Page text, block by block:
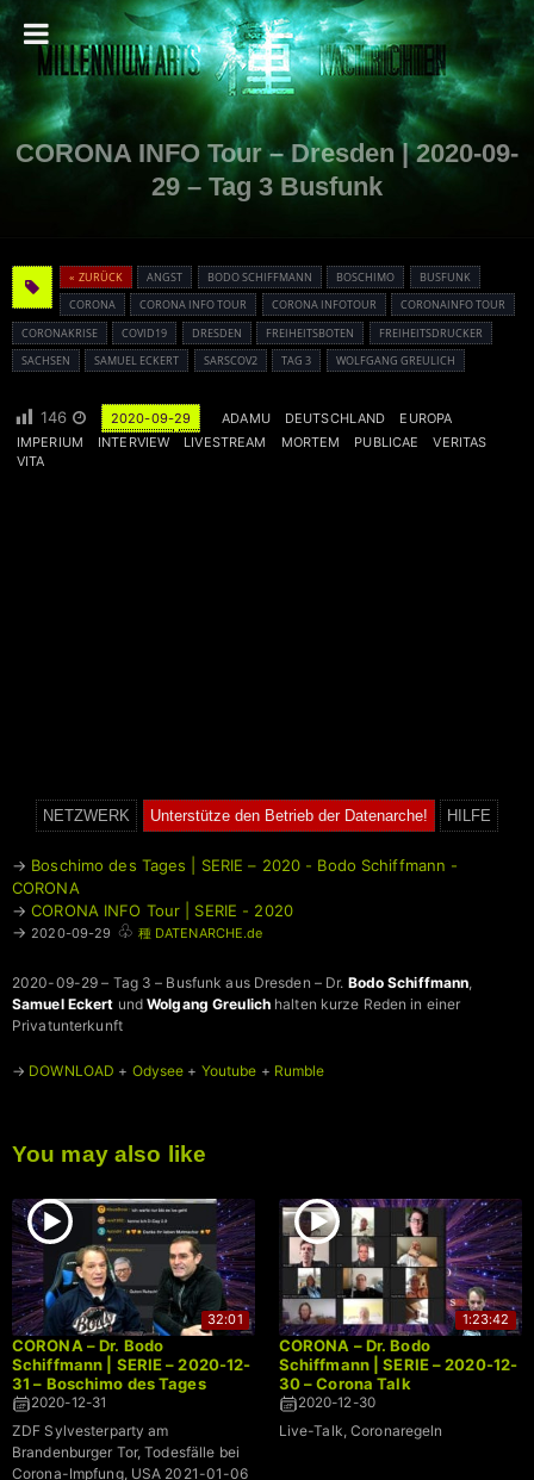
CORONA INFO Tour – Dresden | 2020-09-
29 – Tag 3 Busfunk
« ZURÜCK ANGST BODO SCHIFFMANN BOSCHIMO
BUSFUNK
CORONA
CORONA INFO TOUR CORONA INFOTOUR
CORONAINFO TOUR
CORONAKRISE
COVID19 DRESDEN FREIHEITSBOTEN
FREIHEITSDRUCKER
SACHSEN
SAMUEL ECKERT SARSCOV2 TAG 3 WOLFGANG GREULICH
146 2020-09-29 ADAMU DEUTSCHLAND
EUROPA
IMPERIUM
INTERVIEW LIVESTREAM MORTEM PUBLICAE
VERITAS
VITA
NETZWERK Unterstütze den Betrieb der Datenarche! HILFE
→ Boschimo des Tages | SERIE – 2020 - Bodo Schiffmann -
CORONA
→CORONA INFO Tour | SERIE - 2020
→ 2020-09-29 ♧ 種 DATENARCHE.de
2020-09-29 – Tag 3 – Busfunk aus Dresden – Dr. Bodo Schiffmann,
Samuel Eckert undWolgang Greulich halten kurze Reden in einer
Privatunterkunft
→ DOWNLOAD + Odysee + Youtube + Rumble
You may also like
32:01
CORONA – Dr. Bodo
Schiffmann | SERIE – 2020-12-
31 – Boschimo des Tages
2020-12-31
ZDF Sylvesterparty am
Brandenburger Tor, Todesfälle bei
Corona-Impfung, USA 2021-01-06
1:23:42
CORONA – Dr. Bodo
Schiffmann | SERIE – 2020-12-
30 – Corona Talk
2020-12-30
Live-Talk, Coronaregeln